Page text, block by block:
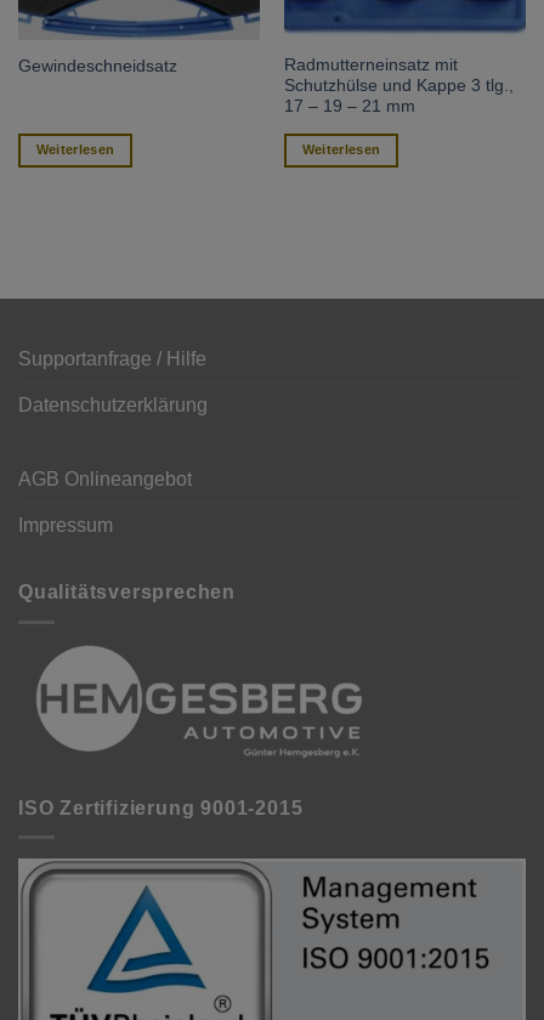
Gewindeschneidsatz
Weiterlesen
Radmutterneinsatz mit
Schutzhülse und Kappe 3 tlg.,
17 – 19 – 21 mm
Weiterlesen
Supportanfrage / Hilfe
Datenschutzerklärung
AGB Onlineangebot
Impressum
Qualitätsversprechen
ISO Zertifizierung 9001-2015